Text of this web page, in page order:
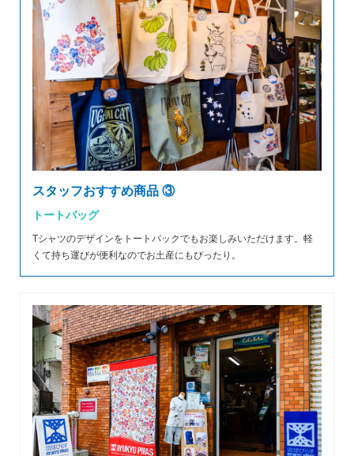
スタッフおすすめ商品 ③
トートバッグ
Tシャツのデザインをトートバックでもお楽しみいただけます。軽
くて持ち運びが便利なのでお土産にもぴったり。